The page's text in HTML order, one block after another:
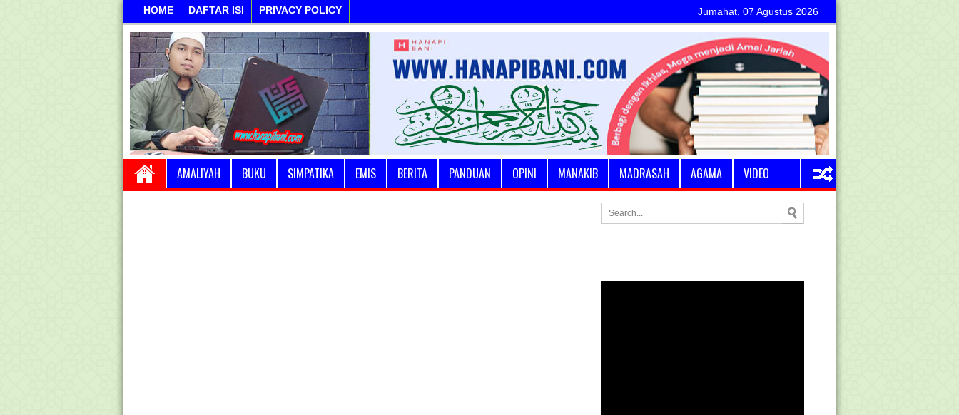
HOME DAFTAR ISI PRIVACY POLICY Jumahat, 07 Agustus 2026
AMALIYAH BUKU SIMPATIKA EMIS BERITA PANDUAN OPINI MANAKIB MADRASAH AGAMA VIDEO